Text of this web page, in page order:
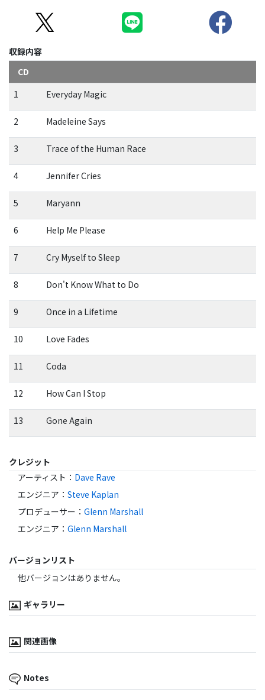
収録内容
CD
1
Everyday Magic
2 Madeleine Says
3 Trace of the Human Race
4 Jennifer Cries
5 Maryann
6 Help Me Please
7 Cry Myself to Sleep
8 Don't Know What to Do
9 Once in a Lifetime
10 Love Fades
11 Coda
12 How Can I Stop
13 Gone Again
クレジット
アーティスト ： Dave Rave
エンジニア ： Steve Kaplan
プロデューサー ： Glenn Marshall
エンジニア ： Glenn Marshall
バージョンリスト
他バージョンはありません。
ギャラリー
関連画像
Notes